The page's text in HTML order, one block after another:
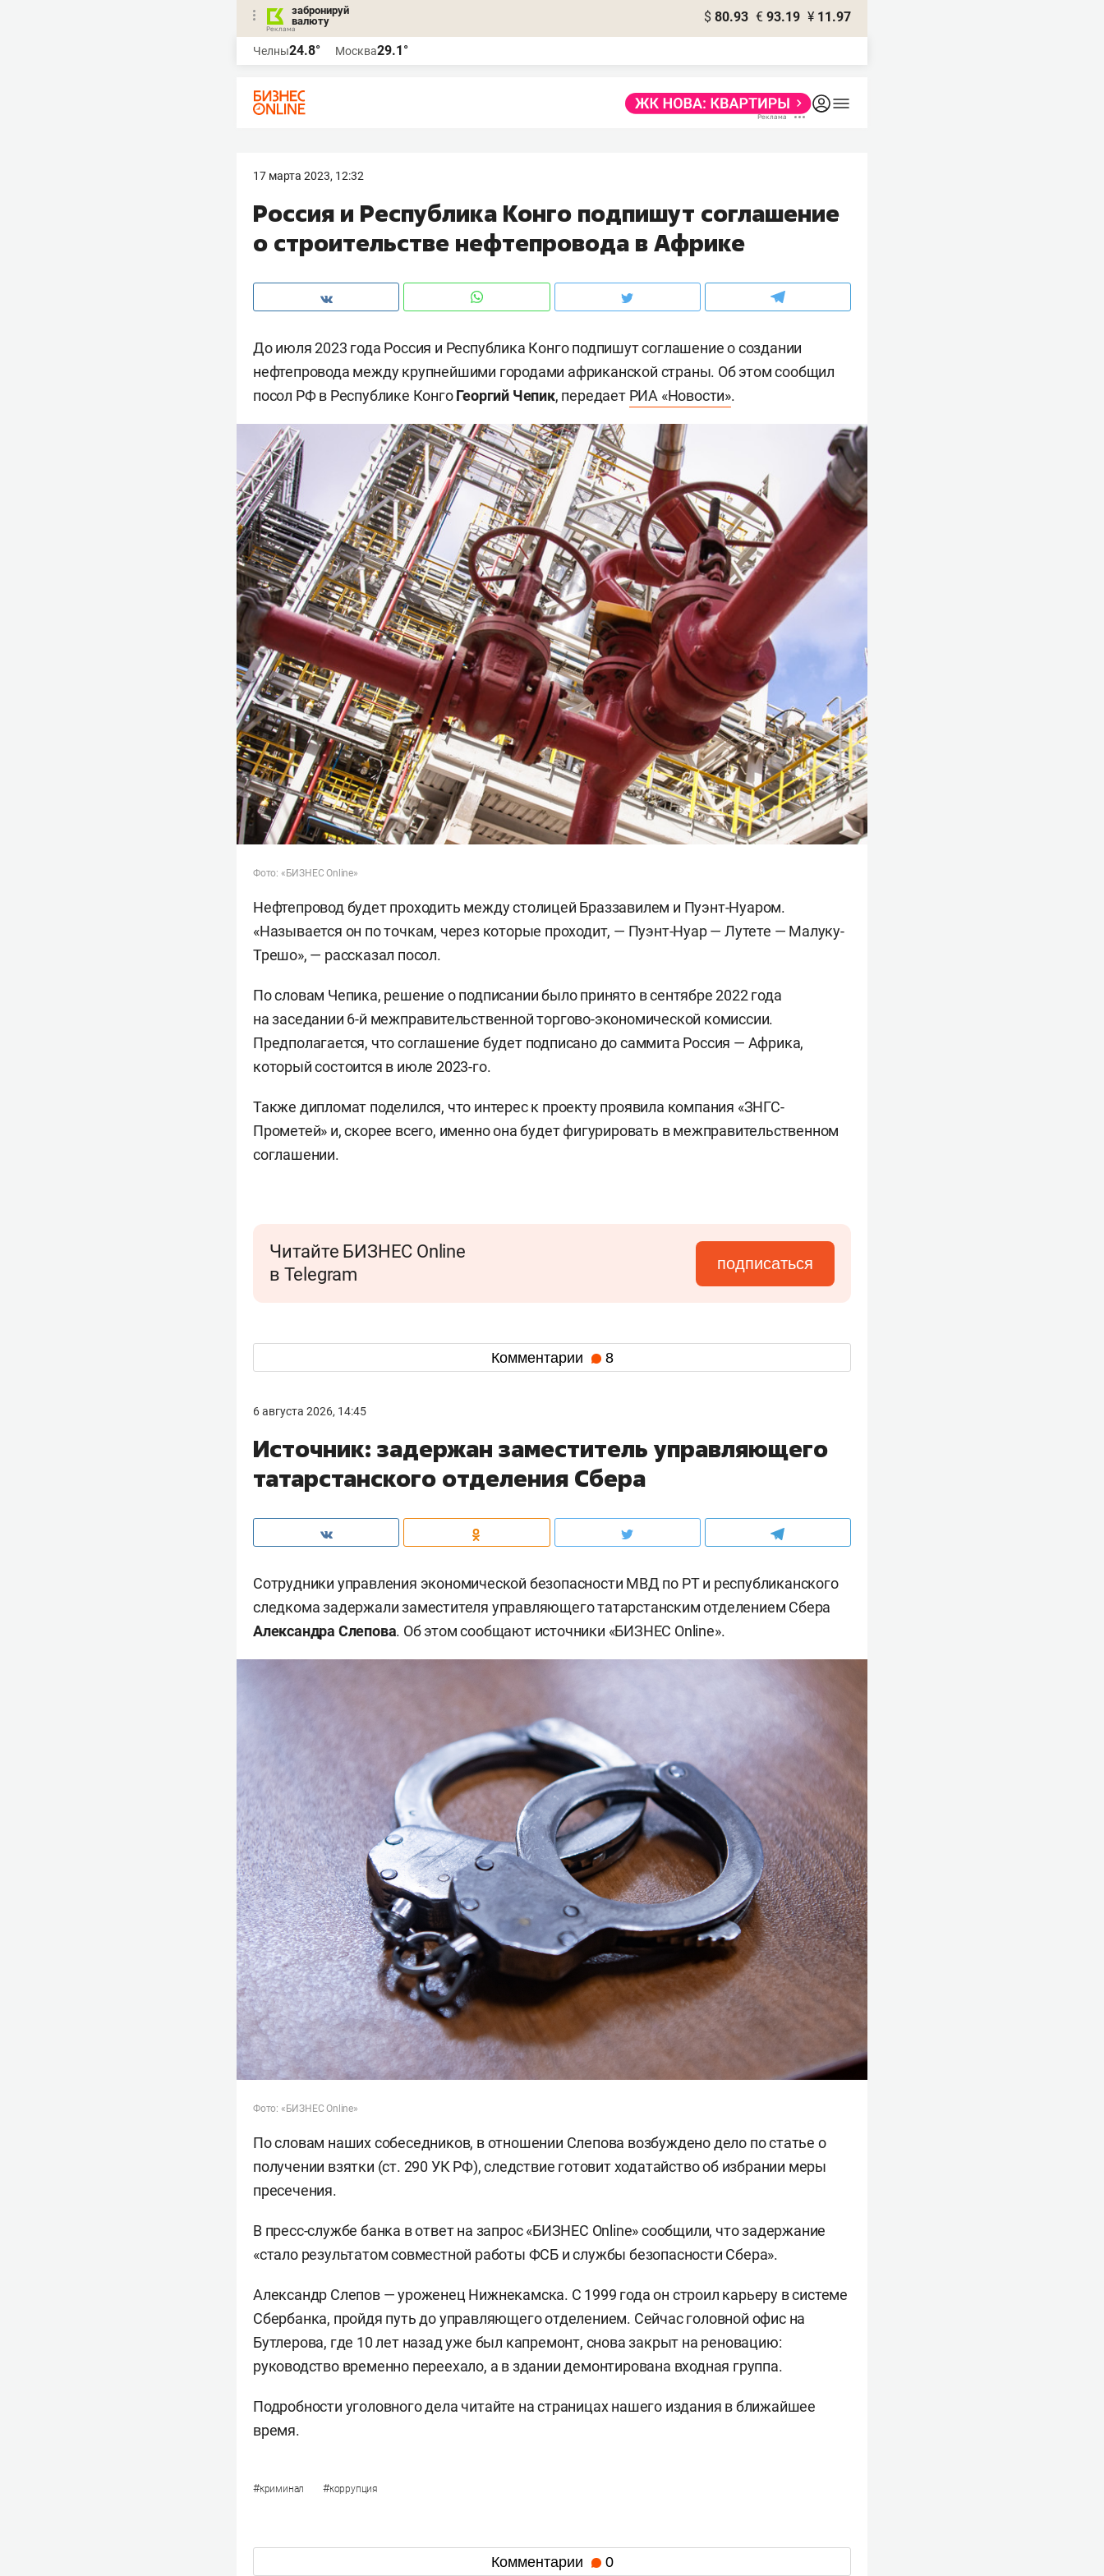
забронируй
валюту
$ 80.93 € 93.19 ¥ 11.97
Челны24.8° Москва29.1°
17 марта 2023, 12:32
Россия и Республика Конго подпишут соглашение
о строительстве нефтепровода в Африке
До июля 2023 года Россия и Республика Конго подпишут соглашение о создании
нефтепровода между крупнейшими городами африканской страны. Об этом сообщил
посол РФ в Республике КонгоГеоргий Чепик, передает РИА «Новости».
Фото: «БИЗНЕС Online»
Нефтепровод будет проходить между столицей Браззавилем и Пуэнт-Нуаром.
«Называется он по точкам, через которые проходит, — Пуэнт-Нуар — Лутете — Малуку-
Трешо», — рассказал посол.
По словам Чепика, решение о подписании было принято в сентябре 2022 года
на заседании 6-й межправительственной торгово-экономической комиссии.
Предполагается, что соглашение будет подписано до саммита Россия — Африка,
который состоится в июле 2023-го.
Также дипломат поделился, что интерес к проекту проявила компания «ЗНГС-
Прометей» и, скорее всего, именно она будет фигурировать в межправительственном
соглашении.
Читайте БИЗНЕС Online
в Telegram
подписаться
Комментарии 8
6 августа 2026, 14:45
Источник: задержан заместитель управляющего
татарстанского отделения Сбера
Сотрудники управления экономической безопасности МВД по РТ и республиканского
следкома задержали заместителя управляющего татарстанским отделением Сбера
Александра Слепова. Об этом сообщают источники «БИЗНЕС Online».
Фото: «БИЗНЕС Online»
По словам наших собеседников, в отношении Слепова возбуждено дело по статье о
получении взятки (ст. 290 УК РФ), следствие готовит ходатайство об избрании меры
пресечения.
В пресс-службе банка в ответ на запрос «БИЗНЕС Online» сообщили, что задержание
«стало результатом совместной работы ФСБ и службы безопасности Сбера».
Александр Слепов — уроженец Нижнекамска. С 1999 года он строил карьеру в системе
Сбербанка, пройдя путь до управляющего отделением. Сейчас головной офис на
Бутлерова, где 10 лет назад уже был капремонт, снова закрыт на реновацию:
руководство временно переехало, а в здании демонтирована входная группа.
Подробности уголовного дела читайте на страницах нашего издания в ближайшее
время.
#криминал #коррупция
Комментарии 0